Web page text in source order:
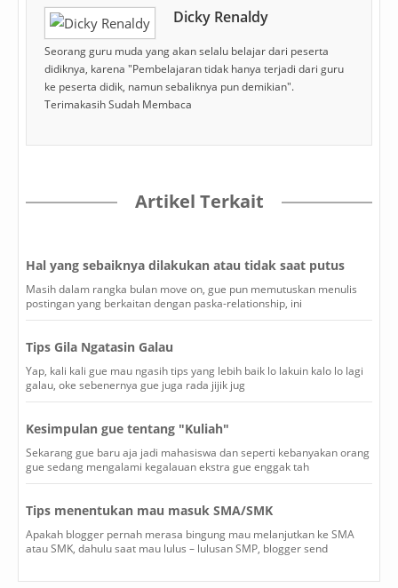
Dicky Renaldy
Seorang guru muda yang akan selalu belajar dari peserta
didiknya, karena "Pembelajaran tidak hanya terjadi dari guru
ke peserta didik, namun sebaliknya pun demikian".
Terimakasih Sudah Membaca
Artikel Terkait
Hal yang sebaiknya dilakukan atau tidak saat putus
Masih dalam rangka bulan move on, gue pun memutuskan menulis
postingan yang berkaitan dengan paska-relationship, ini
Tips Gila Ngatasin Galau
Yap, kali kali gue mau ngasih tips yang lebih baik lo lakuin kalo lo lagi
galau, oke sebenernya gue juga rada jijik jug
Kesimpulan gue tentang "Kuliah"
Sekarang gue baru aja jadi mahasiswa dan seperti kebanyakan orang
gue sedang mengalami kegalauan ekstra gue enggak tah
Tips menentukan mau masuk SMA/SMK
Apakah blogger pernah merasa bingung mau melanjutkan ke SMA
atau SMK, dahulu saat mau lulus – lulusan SMP, blogger send